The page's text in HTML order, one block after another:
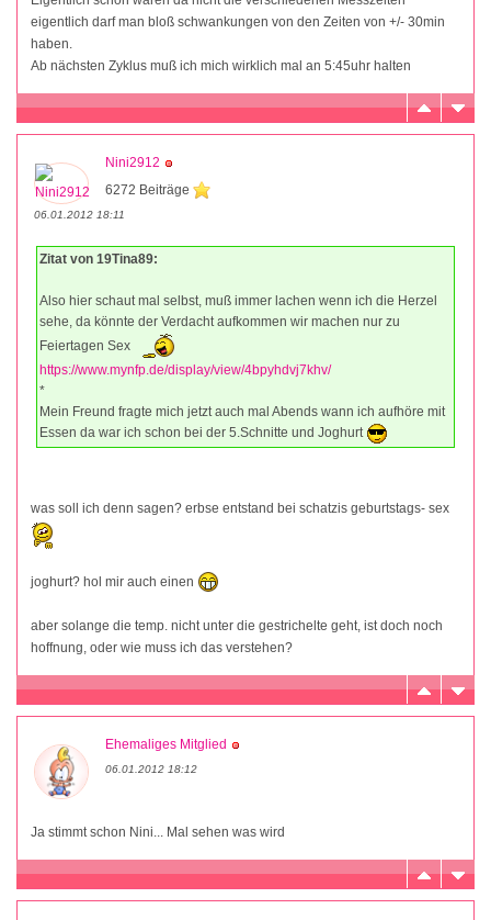
eigentlich darf man bloß schwankungen von den Zeiten von +/- 30min
haben.
Ab nächsten Zyklus muß ich mich wirklich mal an 5:45uhr halten
Nini2912
6272 Beiträge
06.01.2012 18:11
Zitat von 19Tina89:
Also hier schaut mal selbst, muß immer lachen wenn ich die Herzel
sehe, da könnte der Verdacht aufkommen wir machen nur zu
Feiertagen Sex
https://www.mynfp.de/display/view/4bpyhdvj7khv/
*
Mein Freund fragte mich jetzt auch mal Abends wann ich aufhöre mit
Essen da war ich schon bei der 5.Schnitte und Joghurt
was soll ich denn sagen? erbse entstand bei schatzis geburtstags- sex
joghurt? hol mir auch einen
aber solange die temp. nicht unter die gestrichelte geht, ist doch noch
hoffnung, oder wie muss ich das verstehen?
Ehemaliges Mitglied
06.01.2012 18:12
Ja stimmt schon Nini... Mal sehen was wird